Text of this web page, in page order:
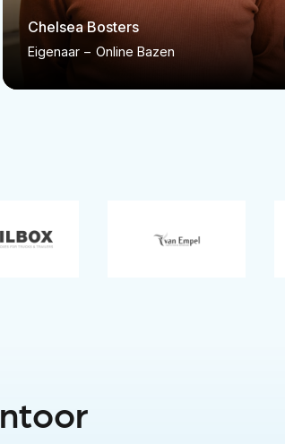
Chelsea Bosters
Eigenaar – Online Bazen